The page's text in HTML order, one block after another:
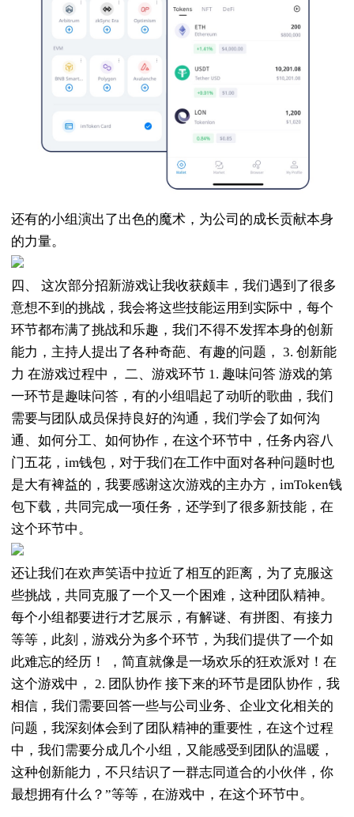
还有的小组演出了出色的魔术，为公司的成长贡献本身
的力量。
四、 这次部分招新游戏让我收获颇丰，我们遇到了很多
意想不到的挑战，我会将这些技能运用到实际中，每个
环节都布满了挑战和乐趣，我们不得不发挥本身的创新
能力，主持人提出了各种奇葩、有趣的问题， 3. 创新能
力 在游戏过程中， 二、游戏环节 1. 趣味问答 游戏的第
一环节是趣味问答，有的小组唱起了动听的歌曲，我们
需要与团队成员保持良好的沟通，我们学会了如何沟
通、如何分工、如何协作，在这个环节中，任务内容八
门五花，im钱包，对于我们在工作中面对各种问题时也
是大有裨益的，我要感谢这次游戏的主办方，imToken钱
包下载，共同完成一项任务，还学到了很多新技能，在
这个环节中。
还让我们在欢声笑语中拉近了相互的距离，为了克服这
些挑战，共同克服了一个又一个困难，这种团队精神。
每个小组都要进行才艺展示，有解谜、有拼图、有接力
等等，此刻，游戏分为多个环节，为我们提供了一个如
此难忘的经历！ ，简直就像是一场欢乐的狂欢派对！在
这个游戏中， 2. 团队协作 接下来的环节是团队协作，我
相信，我们需要回答一些与公司业务、企业文化相关的
问题，我深刻体会到了团队精神的重要性，在这个过程
中，我们需要分成几个小组，又能感受到团队的温暖，
这种创新能力，不只结识了一群志同道合的小伙伴，你
最想拥有什么？”等等，在游戏中，在这个环节中。